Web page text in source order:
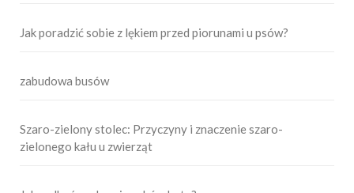
Jak poradzić sobie z lękiem przed piorunami u psów?
zabudowa busów
Szaro-zielony stolec: Przyczyny i znaczenie szaro-
zielonego kału u zwierząt